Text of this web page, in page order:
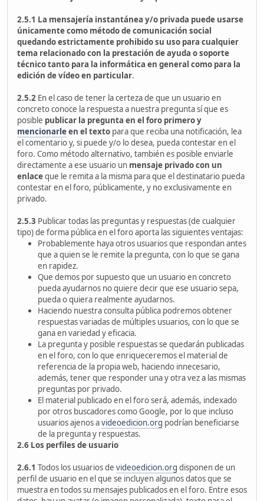
2.5.1 La mensajería instantánea y/o privada puede usarse
únicamente como método de comunicación social
quedando estrictamente prohibido su uso para cualquier
tema relacionado con la prestación de ayuda o soporte
técnico tanto para la informática en general como para la
edición de vídeo en particular.
2.5.2 En el caso de tener la certeza de que un usuario en
concreto conoce la respuesta a nuestra pregunta sí que es
posible publicar la pregunta en el foro primeroy
mencionarleen el texto para que reciba una notificación, lea
el comentario y, si puede y/o lo desea, pueda contestar en el
foro. Como método alternativo, también es posible enviarle
directamente a ese usuario un mensaje privado con un
enlaceque le remita a la misma para que el destinatario pueda
contestar en el foro, públicamente, y no exclusivamente en
privado.
2.5.3 Publicar todas las preguntas y respuestas (de cualquier
tipo) de forma pública en el foro aporta las siguientes ventajas:
Probablemente haya otros usuarios que respondan antes
que a quien se le remite la pregunta, con lo que se gana
en rapidez.
Que demos por supuesto que un usuario en concreto
pueda ayudarnos no quiere decir que ese usuario sepa,
pueda o quiera realmente ayudarnos.
Haciendo nuestra consulta pública podremos obtener
respuestas variadas de múltiples usuarios, con lo que se
gana en variedad y eficacia.
La pregunta y posible respuestas se quedarán publicadas
en el foro, con lo que enriqueceremos el material de
referencia de la propia web, haciendo innecesario,
además, tener que responder una y otra vez a las mismas
preguntas por privado.
El material publicado en el foro será, además, indexado
por otros buscadores como Google, por lo que incluso
usuarios ajenos avideoedicion.org podrían beneficiarse
de la pregunta y respuestas.
2.6 Los perfiles de usuario
2.6.1 Todos los usuarios de videoedicion.org disponen de un
perfil de usuario en el que se incluyen algunos datos que se
muestra en todos su mensajes publicados en el foro. Entre esos